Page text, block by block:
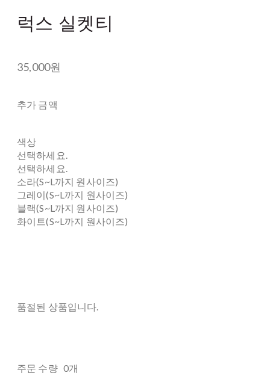
럭스 실켓티
35,000원
추가 금액
색상
선택하세요.
선택하세요.
소라(S~L까지 원사이즈)
그레이(S~L까지 원사이즈)
블랙(S~L까지 원사이즈)
화이트(S~L까지 원사이즈)
품절된 상품입니다.
주문 수량 0개